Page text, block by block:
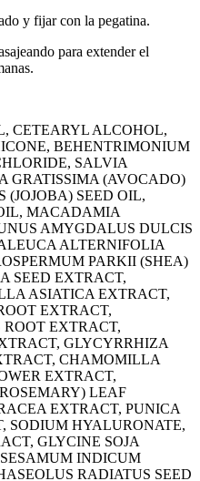
y fijar con la pegatina.
para extender el
CETEARYL ALCOHOL,
BEHENTRIMONIUM
SALVIA
GRATISSIMA (AVOCADO)
(JOJOBA) SEED OIL,
MACADAMIA
AMYGDALUS DULCIS
ALTERNIFOLIA
PARKII (SHEA)
SEED EXTRACT,
ASIATICA EXTRACT,
EXTRACT,
EXTRACT,
GLYCYRRHIZA
CHAMOMILLA
EXTRACT,
LEAF
EXTRACT, PUNICA
SODIUM HYALURONATE,
GLYCINE SOJA
INDICUM
RADIATUS SEED